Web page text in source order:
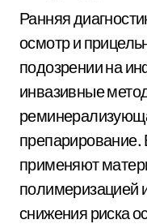
Ранняя
осмотр и
подозрении на
инвазивные
препарирование.
применяют
полимеризацией
снижения риска